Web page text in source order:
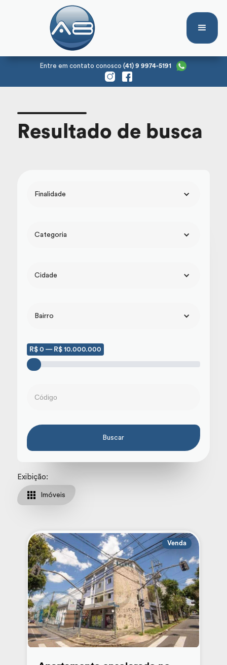
Entre em contato conosco (41) 9 9974-5191
Resultado de busca
Finalidade
Categoria
Cidade
Bairro
R$ 0 — R$ 10.000.000
Exibição:
Imóveis
Venda